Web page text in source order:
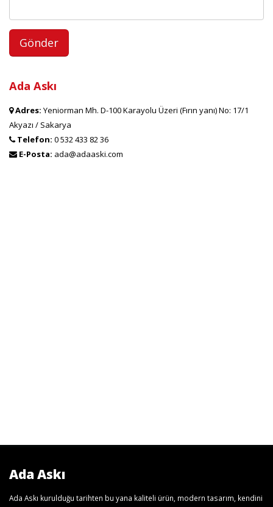
Ada Askı
Adres: Yeniorman Mh. D-100 Karayolu Üzeri (Fırın yanı) No: 17/1
Akyazı / Sakarya
Telefon: 0 532 433 82 36
E-Posta: ada@adaaski.com
Ada Askı
Ada Askı kurulduğu tarihten bu yana kaliteli ürün, modern tasarım, kendini